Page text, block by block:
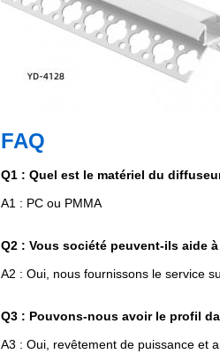
FAQ
Q1 : Quel est le matériel du
A1 : PC ou PMMA
Q2 : Vous société peuvent-ils aide
A2 : Oui, nous fournissons le service
Q3 : Pouvons-nous avoir le profil
A3 : Oui, revêtement de puissance et